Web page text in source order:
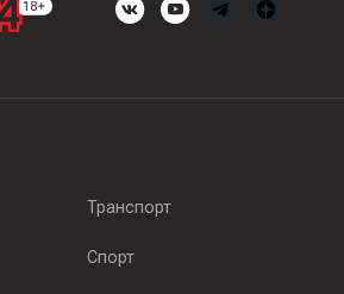
Транспорт
Спорт